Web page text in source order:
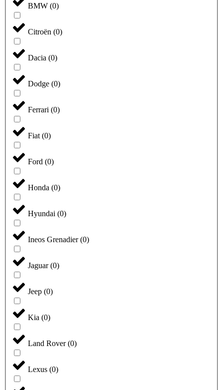
BMW (0)
Citroën (0)
Dacia (0)
Dodge (0)
Ferrari (0)
Fiat (0)
Ford (0)
Honda (0)
Hyundai (0)
Ineos Grenadier(0)
Jaguar(0)
Jeep (0)
Kia (0)
Land Rover(0)
Lexus (0)